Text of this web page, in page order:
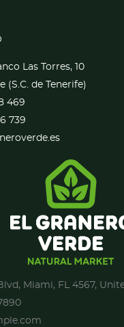
Las Torres, 10
(S.C. de Tenerife)
469
739
Miami, FL 4567,